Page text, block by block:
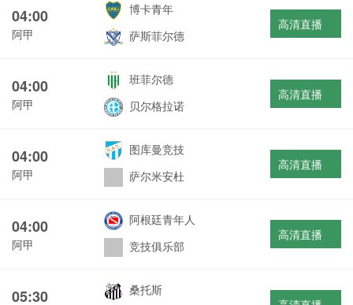
04:00
阿甲
博卡青年
萨斯菲尔德
高清直播
04:00
阿甲
班菲尔德
贝尔格拉诺
高清直播
04:00
阿甲
图库曼竞技
萨尔米安杜
高清直播
04:00
阿甲
阿根廷青年人
竞技俱乐部
高清直播
05:30
桑托斯